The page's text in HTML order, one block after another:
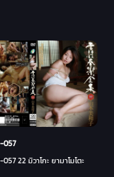
057
22 มิวาโกะ ยามาโมโตะ - ยามาโ